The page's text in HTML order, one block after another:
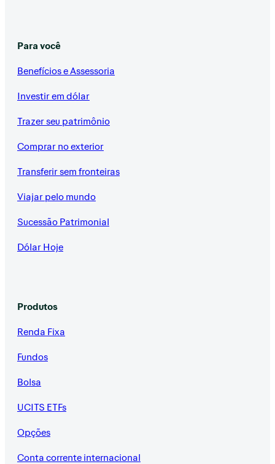
Para você
Benefícios e Assessoria
Investir em dólar
Trazer seu patrimônio
Comprar no exterior
Transferir sem fronteiras
Viajar pelo mundo
Sucessão Patrimonial
Dólar Hoje
Produtos
Renda Fixa
Fundos
Bolsa
UCITS ETFs
Opções
Conta corrente internacional